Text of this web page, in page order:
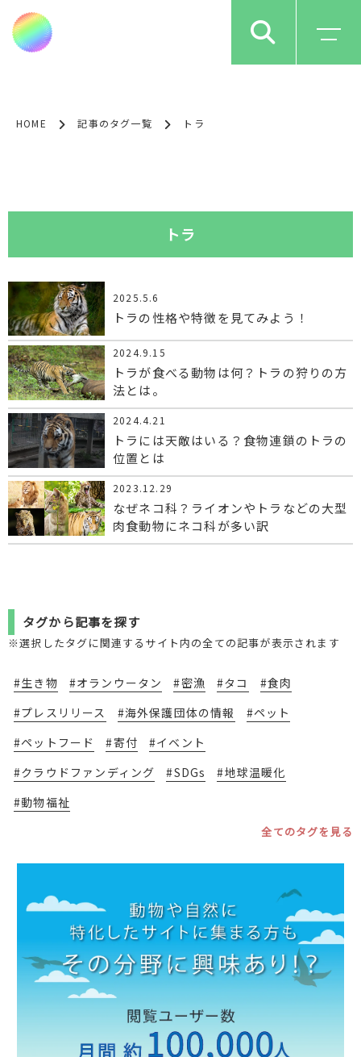
HOME 記事のタグ一覧 トラ
トラ
2025.5.6
トラの性格や特徴を見てみよう！
2024.9.15
トラが食べる動物は何？トラの狩りの方
法とは。
2024.4.21
トラには天敵はいる？食物連鎖のトラの
位置とは
2023.12.29
なぜネコ科？ライオンやトラなどの大型
肉食動物にネコ科が多い訳
タグから記事を探す
※選択したタグに関連するサイト内の全ての記事が表示されます
#生き物 #オランウータン #密漁 #タコ
#食肉
#プレスリリース
#海外保護団体の情報
#ペット
#ペットフード
#寄付
#イベント
#クラウドファンディング
#SDGs
#地球温暖化
#動物福祉
全てのタグを見る